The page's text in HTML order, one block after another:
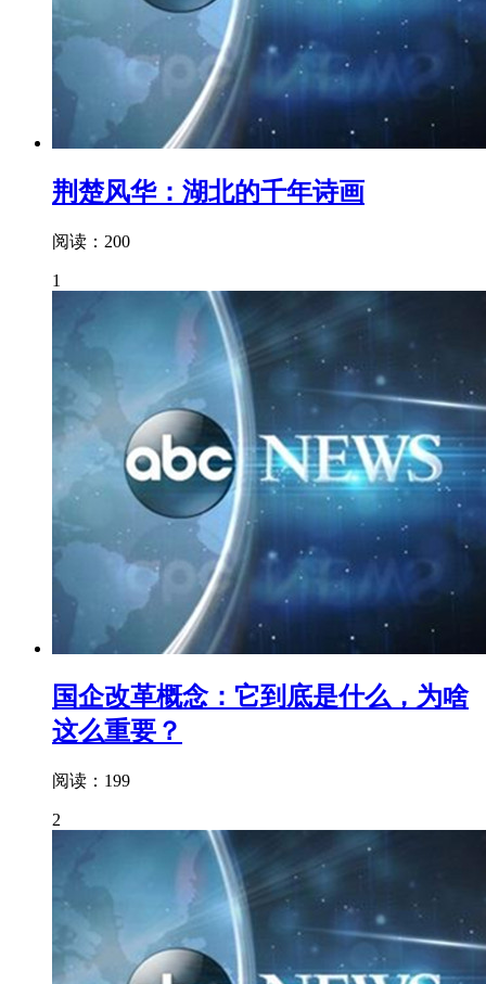
荆楚风华：湖北的千年诗画
阅读：200
1
国企改革概念：它到底是什么，为啥
这么重要？
阅读：199
2